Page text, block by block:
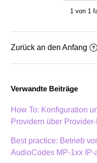
1 von 1
Zurück an den Anfang
Verwandte Beiträge
How To: Konfiguration
Providern über
Best practice: Betrieb
AudioCodes MP-1xx IP-